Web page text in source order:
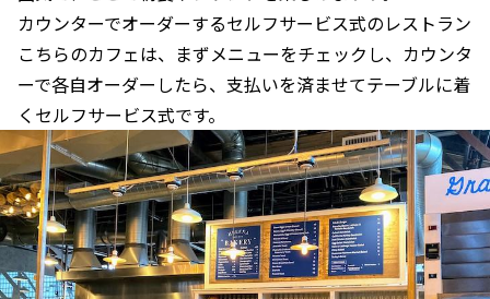
カウンターでオーダーするセルフサービス式のレストラン
こちらのカフェは、まずメニューをチェックし、カウンタ
ーで各自オーダーしたら、支払いを済ませてテーブルに着
くセルフサービス式です。